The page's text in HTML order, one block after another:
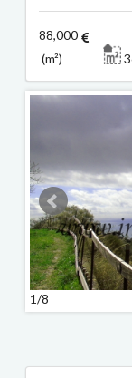
88,000
(m²)
1/8